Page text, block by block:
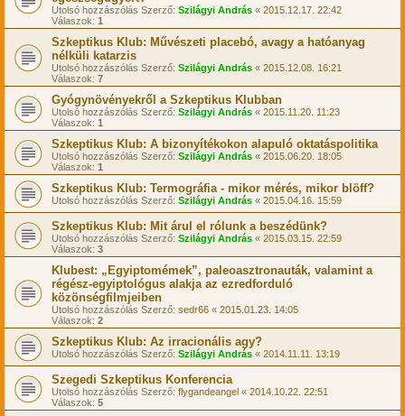
Utolsó hozzászólás Szerző: Szilágyi András « 2015.12.17. 22:42
Válaszok: 1
Szkeptikus Klub: Művészeti placebó, avagy a hatóanyag
nélküli katarzis
Utolsó hozzászólás Szerző: Szilágyi András « 2015.12.08. 16:21
Válaszok: 7
Gyógynövényekről a Szkeptikus Klubban
Utolsó hozzászólás Szerző: Szilágyi András « 2015.11.20. 11:23
Válaszok: 1
Szkeptikus Klub: A bizonyítékokon alapuló oktatáspolitika
Utolsó hozzászólás Szerző: Szilágyi András « 2015.06.20. 18:05
Válaszok: 1
Szkeptikus Klub: Termográfia - mikor mérés, mikor blöff?
Utolsó hozzászólás Szerző: Szilágyi András « 2015.04.16. 15:59
Szkeptikus Klub: Mit árul el rólunk a beszédünk?
Utolsó hozzászólás Szerző: Szilágyi András « 2015.03.15. 22:59
Válaszok: 3
Klubest: „Egyiptomémek”, paleoasztronauták, valamint a
régész-egyiptológus alakja az ezredforduló
közönségfilmjeiben
Utolsó hozzászólás Szerző: sedr66 « 2015.01.23. 14:05
Válaszok: 2
Szkeptikus Klub: Az irracionális agy?
Utolsó hozzászólás Szerző: Szilágyi András « 2014.11.11. 13:19
Szegedi Szkeptikus Konferencia
Utolsó hozzászólás Szerző: flygandeangel « 2014.10.22. 22:51
Válaszok: 5